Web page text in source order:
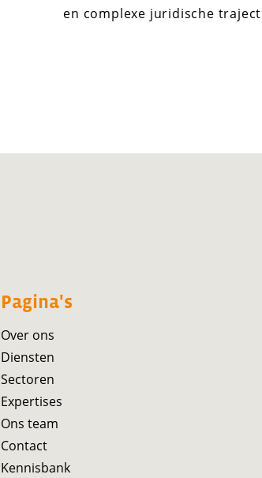
en complexe juridische
Pagina's
Over ons
Diensten
Sectoren
Expertises
Ons team
Contact
Kennisbank